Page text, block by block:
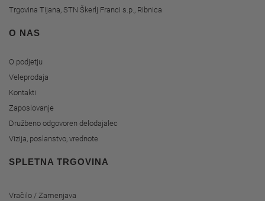
Trgovina Tijana, STN Škerlj Franci s.p., Ribnica
O NAS
O podjetju
Veleprodaja
Kontakti
Zaposlovanje
Družbeno odgovoren delodajalec
Vizija, poslanstvo, vrednote
SPLETNA TRGOVINA
Vračilo / Zamenjava